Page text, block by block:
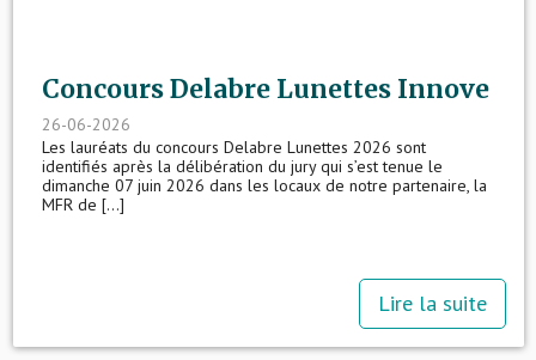
Concours Delabre Lunettes Innove
26-06-2026
Les lauréats du concours Delabre Lunettes 2026 sont
identifiés après la délibération du jury qui s’est tenue le
dimanche 07 juin 2026 dans les locaux de notre partenaire, la
MFR de [...]
Lire la suite